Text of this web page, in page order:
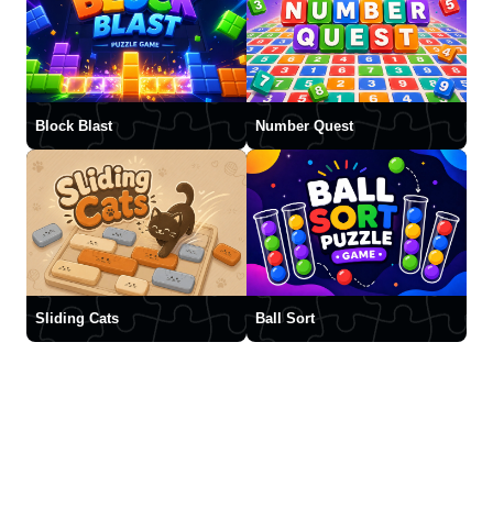
Block Blast Number Quest
Sliding Cats Ball Sort